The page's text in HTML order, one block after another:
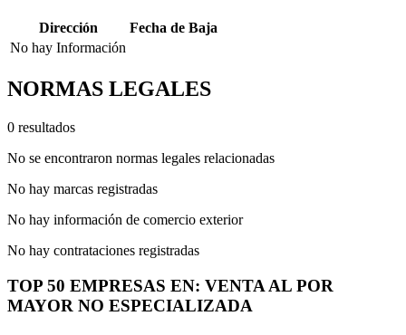
Dirección
Fecha de Baja
No hay Información
NORMAS LEGALES
0 resultados
No se encontraron normas legales relacionadas
No hay marcas registradas
No hay información de comercio exterior
No hay contrataciones registradas
TOP 50 EMPRESAS EN: VENTA AL POR
MAYOR NO ESPECIALIZADA